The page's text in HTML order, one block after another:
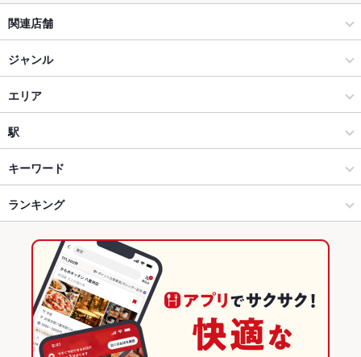
関連店舗
Garage Kitchenあそび 西船橋店
路地ノ裏 灯篭 壱ノ西船
焼ジビエ 罠 一目 船橋店
路地ノ裏 灯篭 弐ノ船橋
焼ジビエ 罠 中目黒店
ジャンル
居酒屋
洋・和洋・各国料理・その他
船橋･津田沼･市川･本八幡･中山 × 居酒屋
船橋･津田沼･市川･本八幡･中山 × 洋・和洋・各国料理・その他
船橋駅 × 居酒屋
船橋駅 × 洋・和洋・各国料理・その他
ダイニングバー・バル
スペインバル・イタリアンバール
エリア
船橋
船橋 × 居酒屋
船橋 × 洋・和洋・各国料理・その他
船橋 × ダイニングバー・バル
船橋 × スペインバル・イタリアンバール
千葉 × 居酒屋
駅
京成船橋駅
西船橋駅
船橋駅
キーワード
からあげ
デザート アヒージョ
ランキング
千葉のグルメランキング
千葉の居酒屋ランキング
船橋･津田沼･市川･本八幡･中山のグルメランキング
船橋･津田沼･市川･本八幡･中山の居酒屋ランキング